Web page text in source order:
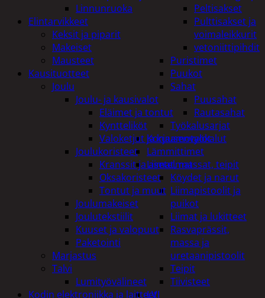
Peltisakset
Pulttisakset ja
voimaleikkurit
vetoniittipihdit
Puristimet
Puukot
Sahat
Puusahat
Rautasahat
Työkalusarjat
Korjaamotyökalut
Lämmittimet
Liimat, massat, teipit
Köydet ja narut
Liimapistoolit ja
puikot
Liimat ja lukitteet
Rasvaprässit,
massa ja
uretaanipistoolit
Teipit
Tiivisteet
LVI
Linnunruoka
Elintarvikkeet
Keksit ja piparit
Makeiset
Mausteet
Kausituotteet
Joulu
Joulu- ja kausivalot
Eläimet ja tontut
Kyntteliköt
Valoketjut ja kuusenvalot
Joulukoristeet
Kranssit ja asetelmat
Oksakoristeet
Tontut ja muut
Joulumakeiset
Joulutekstiilit
Kuuset ja valopuut
Paketointi
Marjastus
Talvi
Lumityövälineet
Kodin elektroniikka ja laitteet